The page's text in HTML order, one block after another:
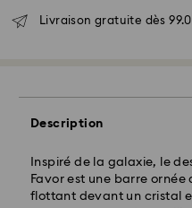
Livraison gratuite dès
Description
Inspiré de la galaxie, le
Favor est une barre
flottant devant un cristal
Livraison standard - GLS
ouvrable même
Délai de livraison
traitement et expédition
Livraison standard offerte